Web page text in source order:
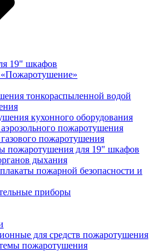
19" шкафов
тонкораспыленной водой
кухонного оборудования
пожаротушения
пожаротушения
пожаротушения для 19" шкафов
дыхания
пожарной безопасности и
приборы
для средств пожаротушения
пожаротушения